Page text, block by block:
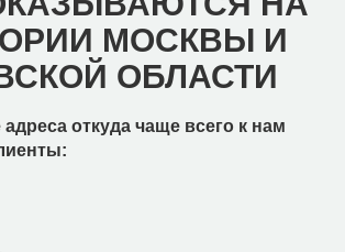
МОСКВЫ И
ОБЛАСТИ
откуда чаще всего к нам